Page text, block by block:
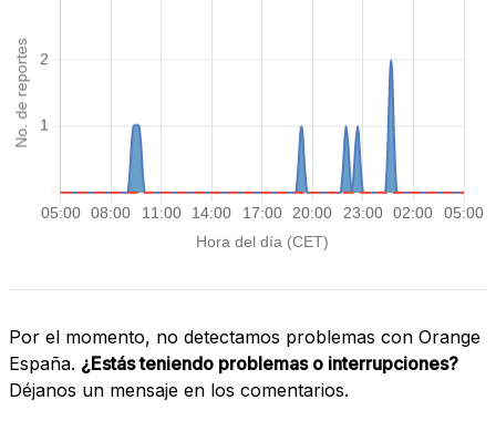
Por el momento, no detectamos problemas con Orange
España. ¿Estás teniendo problemas o interrupciones?
Déjanos un mensaje en los comentarios.